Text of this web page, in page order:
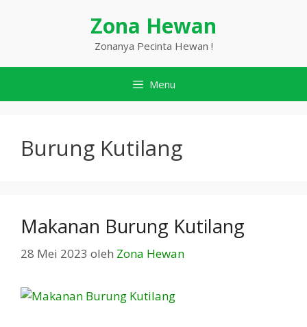
Zona Hewan
Zonanya Pecinta Hewan !
Menu
Burung Kutilang
Makanan Burung Kutilang
28 Mei 2023 oleh Zona Hewan